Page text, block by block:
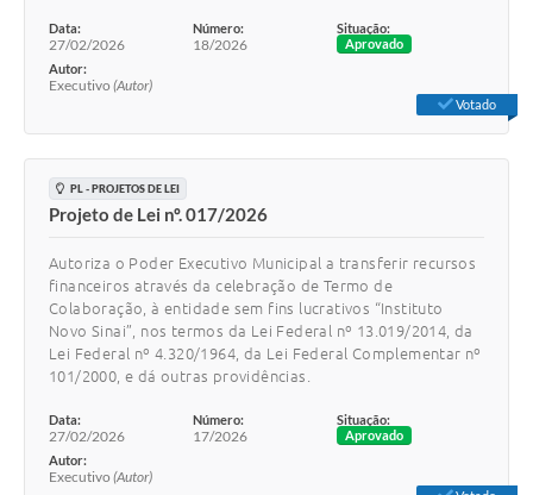
Data:
27/02/2026
Número:
18/2026
Situação:
Aprovado
Autor:
Executivo (Autor)
Votado
PL - PROJETOS DE LEI
Projeto de Lei nº. 017/2026
Autoriza o Poder Executivo Municipal a transferir recursos
financeiros através da celebração de Termo de
Colaboração, à entidade sem fins lucrativos “Instituto
Novo Sinai”, nos termos da Lei Federal nº 13.019/2014, da
Lei Federal nº 4.320/1964, da Lei Federal Complementar nº
101/2000, e dá outras providências.
Data:
27/02/2026
Número:
17/2026
Situação:
Aprovado
Autor:
Executivo (Autor)